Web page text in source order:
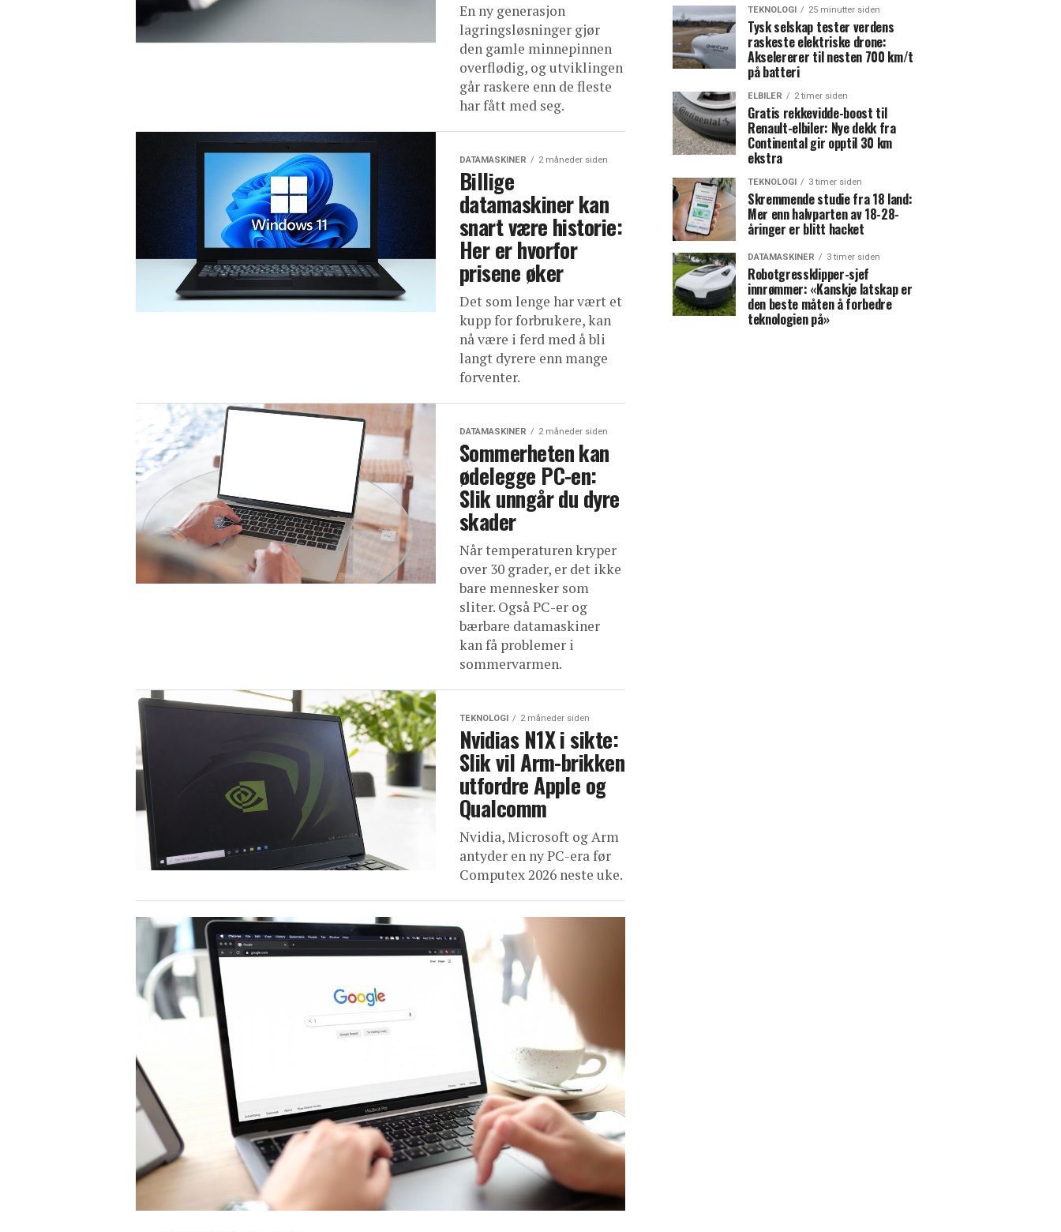
En ny generasjon
lagringsløsninger gjør
den gamle minnepinnen
overflødig, og utviklingen
går raskere enn de fleste
har fått med seg.
DATAMASKINER 2 måneder siden
Billige
datamaskiner kan
snart være historie:
Her er hvorfor
prisene øker
Det som lenge har vært et
kupp for forbrukere, kan
nå være i ferd med å bli
langt dyrere enn mange
forventer.
DATAMASKINER 2 måneder siden
Sommerheten kan
ødelegge PC-en:
Slik unngår du dyre
skader
Når temperaturen kryper
over 30 grader, er det ikke
bare mennesker som
sliter. Også PC-er og
bærbare datamaskiner
kan få problemer i
sommervarmen.
TEKNOLOGI 2 måneder siden
Nvidias N1X i sikte:
Slik vil Arm-brikken
utfordre Apple og
Qualcomm
Nvidia, Microsoft og Arm
antyder en ny PC-era før
Computex 2026 neste uke.
TEKNOLOGI 25 minutter siden
Tysk selskap tester verdens
raskeste elektriske drone:
Akselererer til nesten 700 km/t
på batteri
ELBILER 2 timer siden
Gratis rekkevidde-boost til
Renault-elbiler: Nye dekk fra
Continental gir opptil 30 km
ekstra
TEKNOLOGI 3 timer siden
Skremmende studie fra 18 land:
Mer enn halvparten av 18-28-
åringer er blitt hacket
DATAMASKINER 3 timer siden
Robotgressklipper-sjef
innrømmer: «Kanskje latskap er
den beste måten å forbedre
teknologien på»